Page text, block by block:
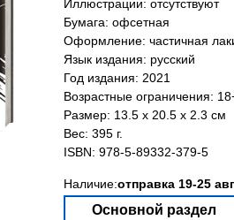
Иллюстрации: отсутствуют
Бумага: офсетная
Оформление: частичная
Язык издания: русский
Год издания: 2021
Возрастные ограничения:
Размер: 13.5 x 20.5 x 2.3 см
Вес: 395 г.
ISBN: 978-5-89332-379-5
Наличие:отправка 19-25
Основной раздел